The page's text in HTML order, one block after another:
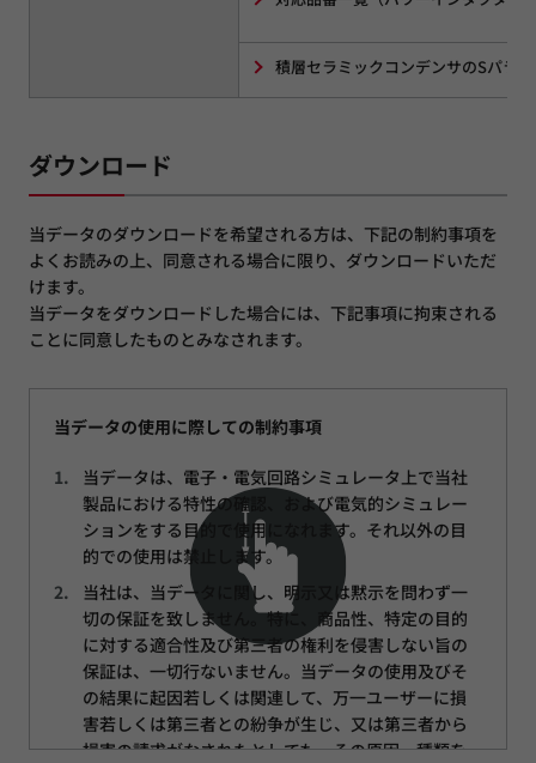
積層セラミックコンデンサのSパラ
ダウンロード
当データのダウンロードを希望される方は、下記の制約事項を
よくお読みの上、同意される場合に限り、ダウンロードいただ
けます。
当データをダウンロードした場合には、下記事項に拘束される
ことに同意したものとみなされます。
当データの使用に際しての制約事項
当データは、電子・電気回路シミュレータ上で当社
製品における特性の確認、および電気的シミュレー
ションをする目的で使用になれます。それ以外の目
的での使用は禁止します。
当社は、当データに関し、明示又は黙示を問わず一
切の保証を致しません。特に、商品性、特定の目的
に対する適合性及び第三者の権利を侵害しない旨の
保証は、一切行ないません。当データの使用及びそ
の結果に起因若しくは関連して、万一ユーザーに損
害若しくは第三者との紛争が生じ、又は第三者から
損害の請求がなされたとしても、その原因、種類を